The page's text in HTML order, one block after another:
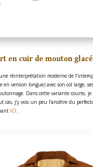
en cuir de mouton
réinterprétation moderne de
en version longue) avec son col large,
Dans cette variante courte, je
cas, j’y vois un peu l’ancêtre du
ICI.